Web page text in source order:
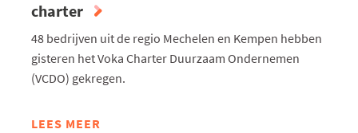
charter
48 bedrijven uit de regio Mechelen en Kempen hebben
gisteren het Voka Charter Duurzaam Ondernemen
(VCDO) gekregen.
LEES MEER
ABOUT